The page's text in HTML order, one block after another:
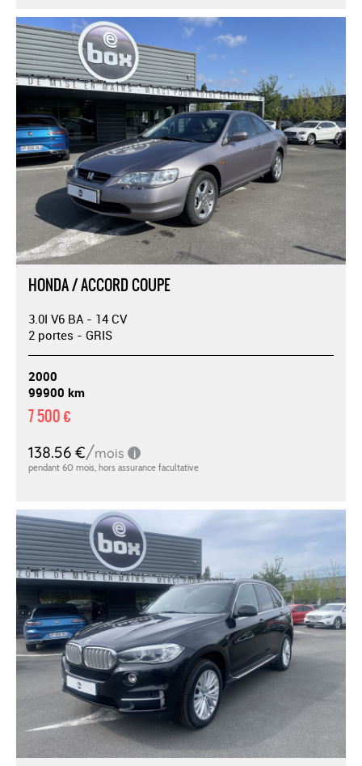
HONDA / ACCORD COUPE
3.0I V6 BA - 14 CV
2 portes - GRIS
2000
99900 km
7 500 €